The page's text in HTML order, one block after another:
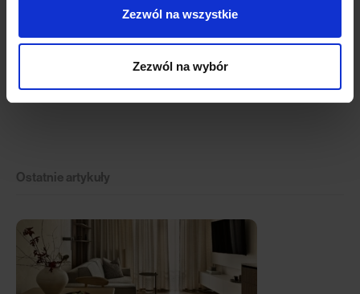
Zezwól na wszystkie
Zezwól na wybór
Ostatnie artykuły